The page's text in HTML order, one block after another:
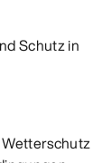
Schutz in